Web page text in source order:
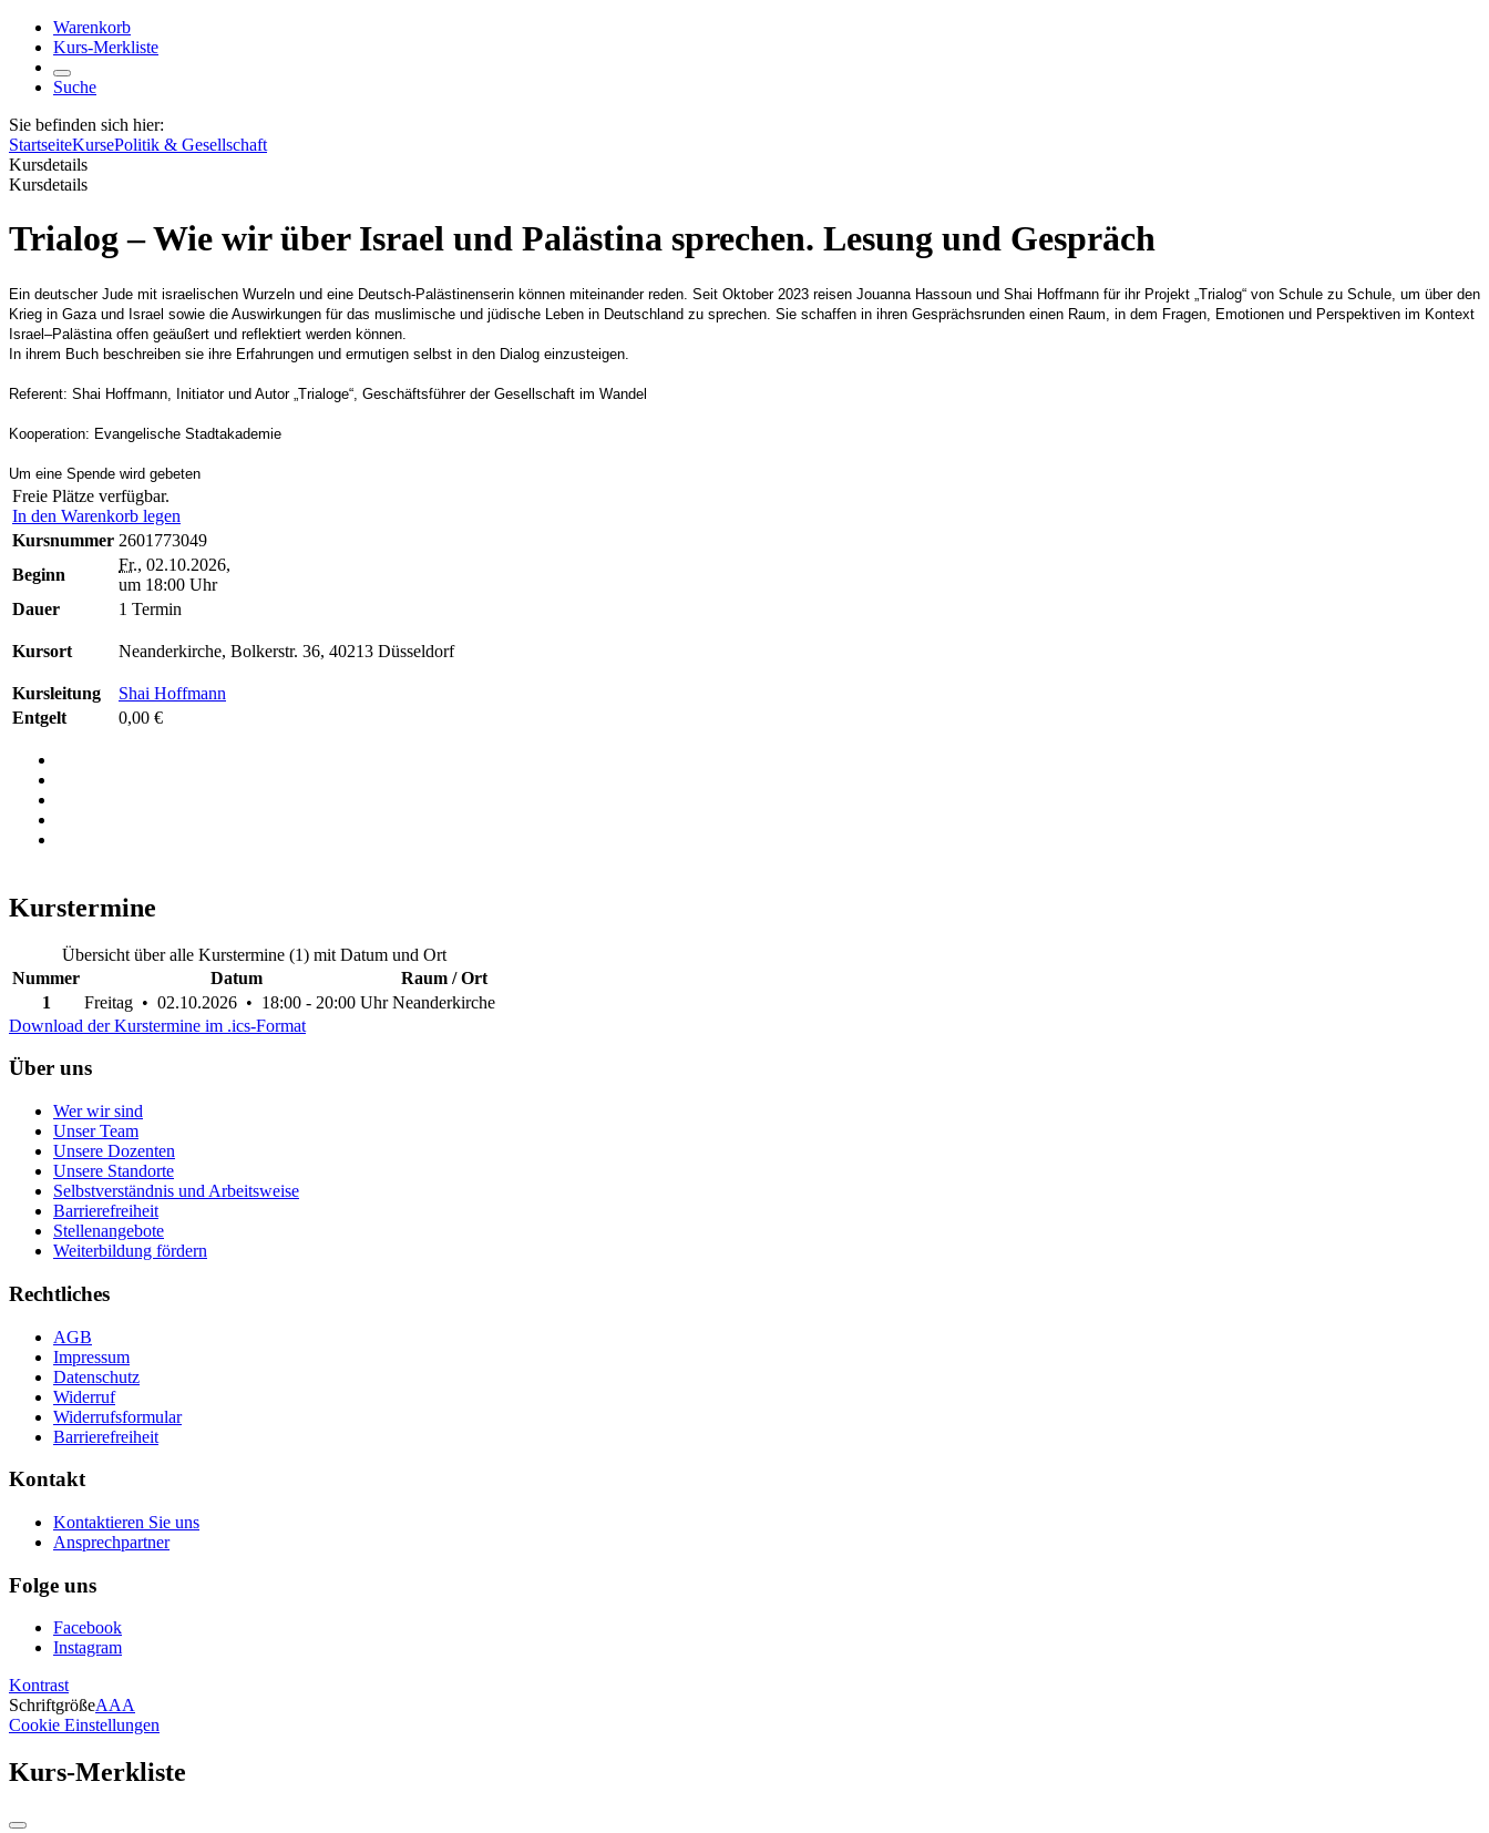
Warenkorb
Kurs-Merkliste
Suche
Sie befinden sich hier:
StartseiteKursePolitik & Gesellschaft
Kursdetails
Kursdetails
Trialog – Wie wir über Israel und Palästina sprechen. Lesung und Gespräch
Ein deutscher Jude mit israelischen Wurzeln und eine Deutsch-Palästinenserin können miteinander reden. Seit Oktober 2023 reisen Jouanna Hassoun und Shai Hoffmann für ihr Projekt „Trialog“ von Schule zu Schule, um über den
Krieg in Gaza und Israel sowie die Auswirkungen für das muslimische und jüdische Leben in Deutschland zu sprechen. Sie schaffen in ihren Gesprächsrunden einen Raum, in dem Fragen, Emotionen und Perspektiven im Kontext
Israel–Palästina offen geäußert und reflektiert werden können.
In ihrem Buch beschreiben sie ihre Erfahrungen und ermutigen selbst in den Dialog einzusteigen.
Referent: Shai Hoffmann, Initiator und Autor „Trialoge“, Geschäftsführer der Gesellschaft im Wandel
Kooperation: Evangelische Stadtakademie
Um eine Spende wird gebeten
Freie Plätze verfügbar.
In den Warenkorb legen
Kursnummer 2601773049
Beginn
Fr., 02.10.2026,
um 18:00 Uhr
Dauer
1 Termin
Kursort Neanderkirche, Bolkerstr. 36, 40213 Düsseldorf
Kursleitung
Shai Hoffmann
Entgelt
0,00 €
Kurstermine
Übersicht über alle Kurstermine (1) mit Datum und Ort
Nummer
Datum
Raum / Ort
1
Freitag • 02.10.2026 • 18:00 - 20:00 Uhr Neanderkirche
Download der Kurstermine im .ics-Format
Über uns
Wer wir sind
Unser Team
Unsere Dozenten
Unsere Standorte
Selbstverständnis und Arbeitsweise
Barrierefreiheit
Stellenangebote
Weiterbildung fördern
Rechtliches
AGB
Impressum
Datenschutz
Widerruf
Widerrufsformular
Barrierefreiheit
Kontakt
Kontaktieren Sie uns
Ansprechpartner
Folge uns
Facebook
Instagram
Kontrast
SchriftgrößeAAA
Cookie Einstellungen
Kurs-Merkliste